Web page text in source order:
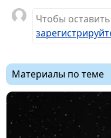
Чтобы
Материалы по теме